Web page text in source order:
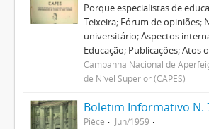
Porque especialistas de
Teixeira; Fórum de opiniões;
universitário; Aspectos
Educação; Publicações; Atos
Campanha Nacional de
de Nível Superior (CAPES)
Boletim Informativo N.
Pièce
Jun/1959